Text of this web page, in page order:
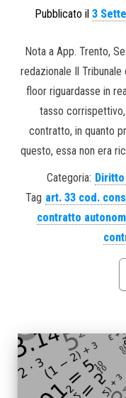
Pubblicato il 3
Nota a App. Trento,
redazionale Il
floor riguardasse in
tasso corrispettivo,
contratto, in quanto
questo, essa non era
Categoria:
Tag art. 33 cod.
contratto